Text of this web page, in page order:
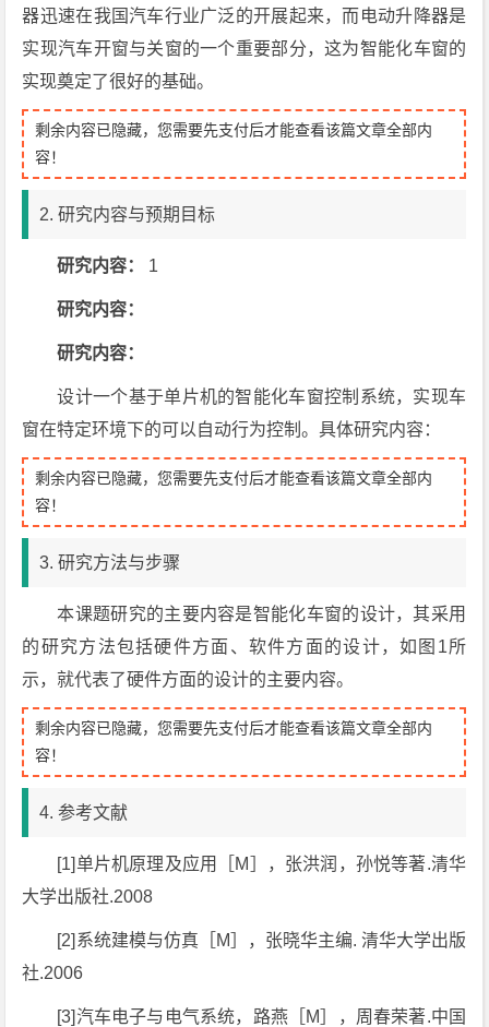
器迅速在我国汽车行业广泛的开展起来，而电动升降器是
实现汽车开窗与关窗的一个重要部分，这为智能化车窗的
实现奠定了很好的基础。
剩余内容已隐藏，您需要先支付后才能查看该篇文章全部内
容！
2. 研究内容与预期目标
研究内容： 1
研究内容：
研究内容：
设计一个基于单片机的智能化车窗控制系统，实现车
窗在特定环境下的可以自动行为控制。具体研究内容：
剩余内容已隐藏，您需要先支付后才能查看该篇文章全部内
容！
3. 研究方法与步骤
本课题研究的主要内容是智能化车窗的设计，其采用
的研究方法包括硬件方面、软件方面的设计，如图1所
示，就代表了硬件方面的设计的主要内容。
剩余内容已隐藏，您需要先支付后才能查看该篇文章全部内
容！
4. 参考文献
[1]单片机原理及应用［M］，张洪润，孙悦等著.清华
大学出版社.2008
[2]系统建模与仿真［M］，张晓华主编. 清华大学出版
社.2006
[3]汽车电子与电气系统，路燕［M］，周春荣著.中国